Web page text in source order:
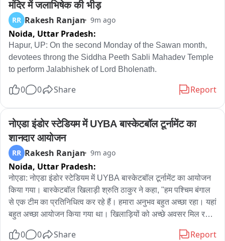
मंदिर में जलाभिषेक की भीड़
RR Rakesh Ranjan 9m ago
Noida, Uttar Pradesh:
Hapur, UP: On the second Monday of the Sawan month,
devotees throng the Siddha Peeth Sabli Mahadev Temple
to perform Jalabhishek of Lord Bholenath.
0 0 Share Report
नोएडा इंडोर स्टेडियम में UYBA बास्केटबॉल टूर्नामेंट का
शानदार आयोजन
RR Rakesh Ranjan 9m ago
Noida, Uttar Pradesh:
नोएडा: नोएडा इंडोर स्टेडियम में UYBA बास्केटबॉल टूर्नामेंट का आयोजन
किया गया। बास्केटबॉल खिलाड़ी श्रुति ठाकुर ने कहा, "हम पश्चिम बंगाल
से एक टीम का प्रतिनिधित्व कर रहे हैं। हमारा अनुभव बहुत अच्छा रहा। यहां
बहुत अच्छा आयोजन किया गया था। खिलाड़ियों को अच्छे अवसर मिल रहे
0 0 Share Report